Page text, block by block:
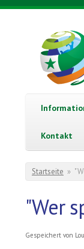
Direkt zum Inhalt
Kontakt
Sie
Startseite »
"Wer
Gespeichert von